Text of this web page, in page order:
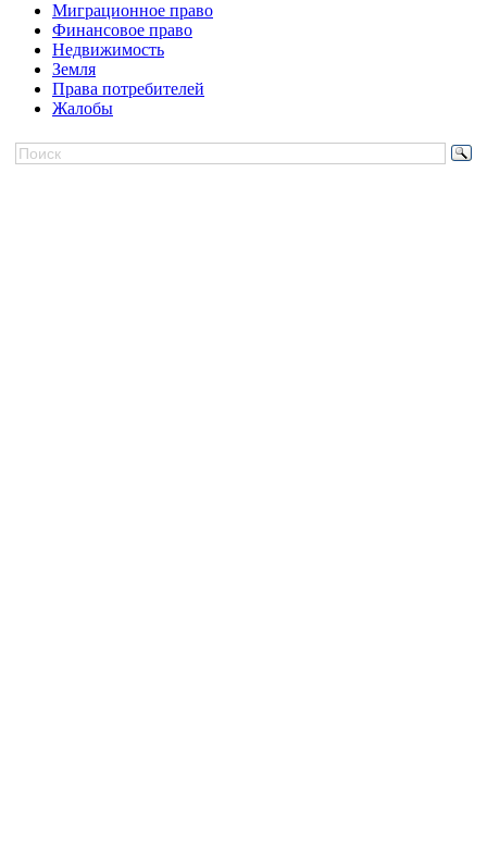
Миграционное право
Финансовое право
Недвижимость
Земля
Права потребителей
Жалобы